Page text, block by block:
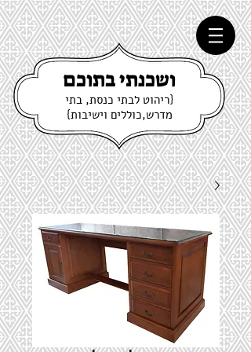
ושכנתי בתוכם
{ריהוט לבתי כנסת, בתי
מדרש,כוללים וישיבות}